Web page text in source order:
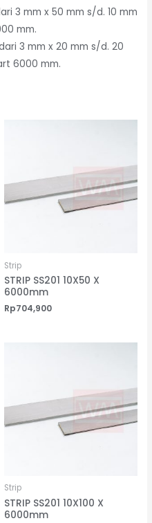
3 mm x 50 mm s/d. 10 mm
mm.
3 mm x 20 mm s/d. 20
6000 mm.
Strip
STRIP SS201 10X50 X
6000mm
Rp704,900
Strip
STRIP SS201 10X100 X
6000mm